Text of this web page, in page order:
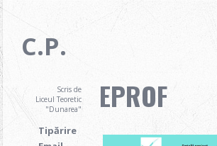
C.P.
Scris de
Liceul Teoretic
"Dunarea"
Tipărire
EPROF